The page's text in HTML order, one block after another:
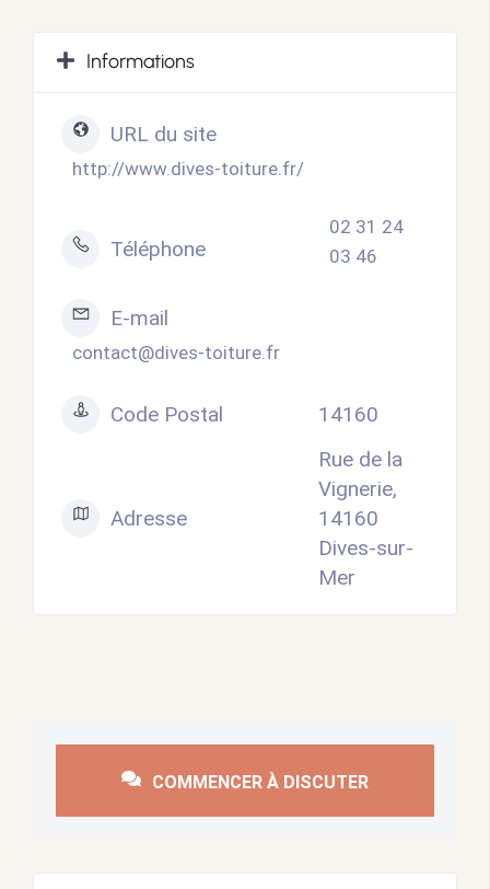
Informations
URL du site
http://www.dives-toiture.fr/
Téléphone
02 31 24
03 46
E-mail
contact@dives-toiture.fr
Code Postal 14160
Adresse
Rue de la
Vignerie,
14160
Dives-sur-
Mer
COMMENCER À DISCUTER